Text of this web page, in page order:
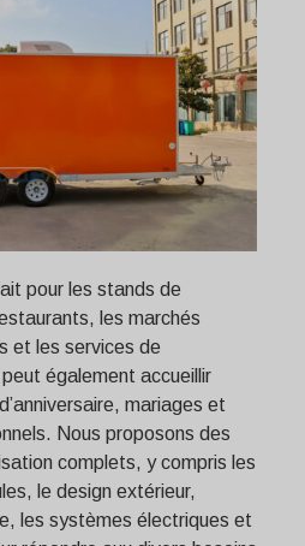
pour les stands de
les marchés
et les services de
également accueillir
mariages et
Nous proposons des
complets, y compris les
le design extérieur,
les systèmes électriques et